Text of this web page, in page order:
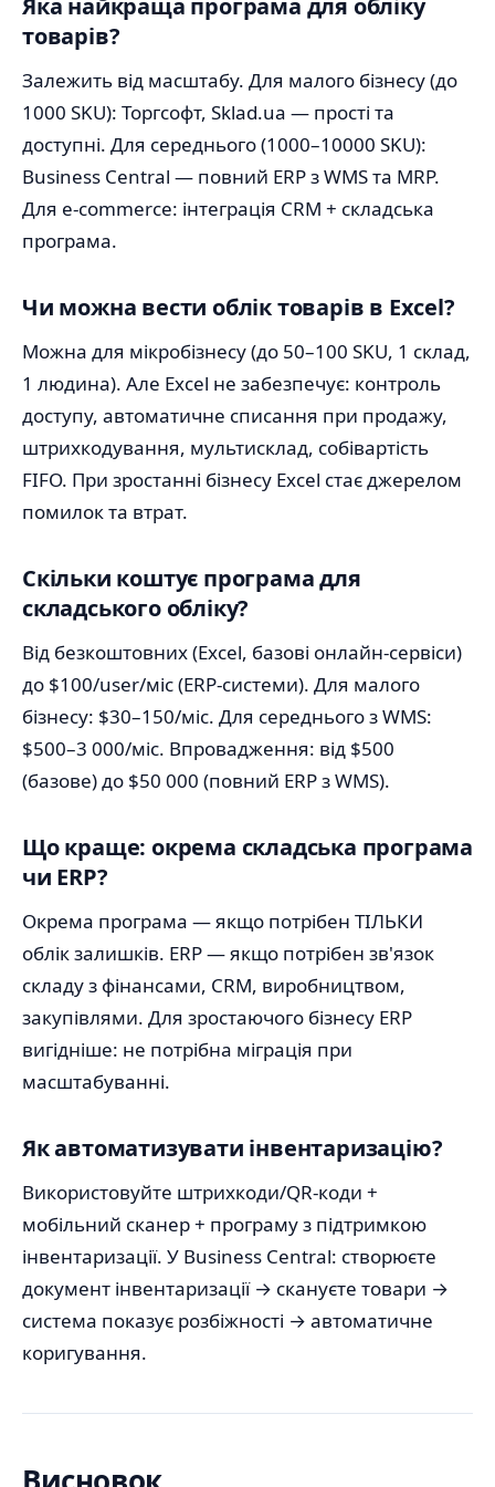
Яка найкраща програма для обліку
товарів?
Залежить від масштабу. Для малого бізнесу (до
1000 SKU): Торгсофт, Sklad.ua — прості та
доступні. Для середнього (1000–10000 SKU):
Business Central — повний ERP з WMS та MRP.
Для e-commerce: інтеграція CRM + складська
програма.
Чи можна вести облік товарів в Excel?
Можна для мікробізнесу (до 50–100 SKU, 1 склад,
1 людина). Але Excel не забезпечує: контроль
доступу, автоматичне списання при продажу,
штрихкодування, мультисклад, собівартість
FIFO. При зростанні бізнесу Excel стає джерелом
помилок та втрат.
Скільки коштує програма для
складського обліку?
Від безкоштовних (Excel, базові онлайн-сервіси)
до $100/user/міс (ERP-системи). Для малого
бізнесу: $30–150/міс. Для середнього з WMS:
$500–3 000/міс. Впровадження: від $500
(базове) до $50 000 (повний ERP з WMS).
Що краще: окрема складська програма
чи ERP?
Окрема програма — якщо потрібен ТІЛЬКИ
облік залишків. ERP — якщо потрібен зв'язок
складу з фінансами, CRM, виробництвом,
закупівлями. Для зростаючого бізнесу ERP
вигідніше: не потрібна міграція при
масштабуванні.
Як автоматизувати інвентаризацію?
Використовуйте штрихкоди/QR-коди +
мобільний сканер + програму з підтримкою
інвентаризації. У Business Central: створюєте
документ інвентаризації → скануєте товари →
система показує розбіжності → автоматичне
коригування.